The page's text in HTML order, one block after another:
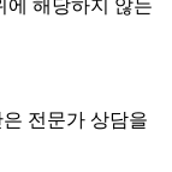
에 해당하지 않는
전문가 상담을